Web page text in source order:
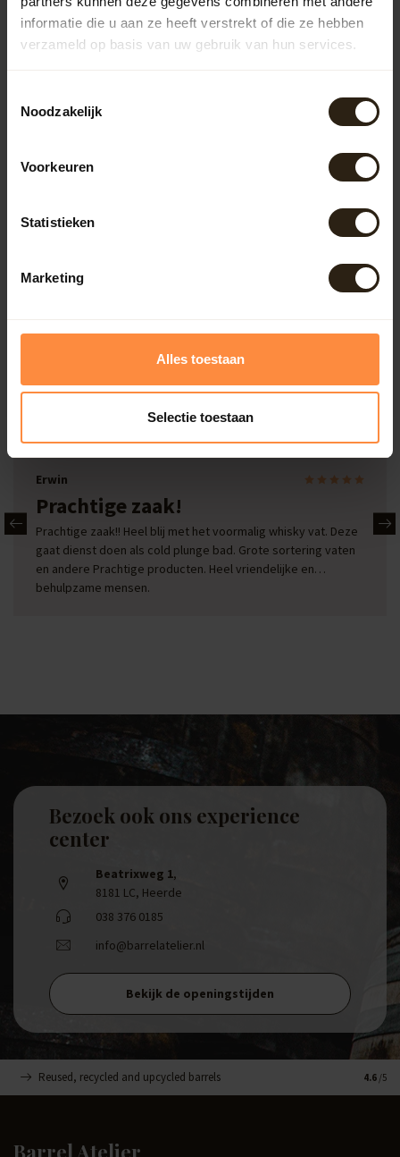
informatie die u aan ze heeft verstrekt of die ze hebben
verzameld op basis van uw gebruik van hun services.
Noodzakelijk
Voorkeuren
Statistieken
Marketing
Alles toestaan
Selectie toestaan
Outdoor
Meubels
Lampen
BarrelCave® & BarrelGifts
Barrel-Rent
Deals
Onze reviews
Erwin
Prachtige zaak!
Prachtige zaak!! Heel blij met het voormalig whisky vat. Deze
gaat dienst doen als cold plunge bad. Grote sortering vaten
en andere Prachtige producten. Heel vriendelijke en
behulpzame mensen.
Bezoek ook ons experience
center
Beatrixweg 1,
8181 LC, Heerde
038 376 0185
info@barrelatelier.nl
Bekijk de openingstijden
Reused, recycled and upcycled barrels 4.6 /5